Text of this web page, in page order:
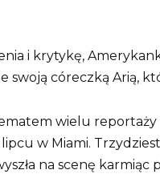
i krytykę,
córeczką Arią,
wielu
w Miami.
na scenę karmiąc